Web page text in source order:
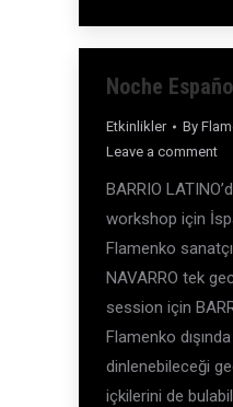
Noche
Etkinlikler By
Leave a comment
BARRIO
workshop için
Flamenko
NAVARRO tek
session için
Flamenko
dinlenebileceği
içkilerini de